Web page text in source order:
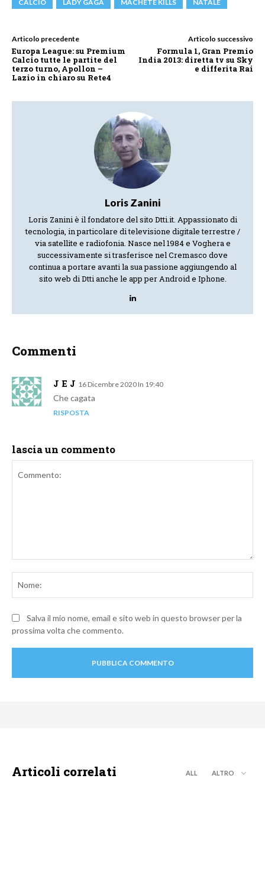
CALCIO LADY GAGA MACHETE KILLS NATALE
Articolo precedente
Europa League: su Premium
Calcio tutte le partite del
terzo turno, Apollon –
Lazio in chiaro su Rete4
Articolo successivo
Formula 1, Gran Premio
India 2013: diretta tv su Sky
e differita Rai
Loris Zanini
Loris Zanini è il fondatore del sito Dtti.it. Appassionato di
tecnologia, in particolare di televisione digitale terrestre /
via satellite e radiofonia. Nasce nel 1984 e Voghera e
successivamente si trasferisce nel Cremasco dove
continua a portare avanti la sua passione aggiungendo al
sito web di Dtti anche le app per Android e Iphone.
Commenti
J E J 16 Dicembre 2020 In 19:40
Che cagata
RISPOSTA
lascia un commento
Salva il mio nome, email e sito web in questo browser per la
prossima volta che commento.
Articoli correlati ALL ALTRO